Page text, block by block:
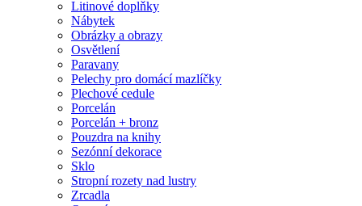
Litinové doplňky
Nábytek
Obrázky a obrazy
Osvětlení
Paravany
Pelechy pro domácí mazlíčky
Plechové cedule
Porcelán
Porcelán + bronz
Pouzdra na knihy
Sezónní dekorace
Sklo
Stropní rozety nad lustry
Zrcadla